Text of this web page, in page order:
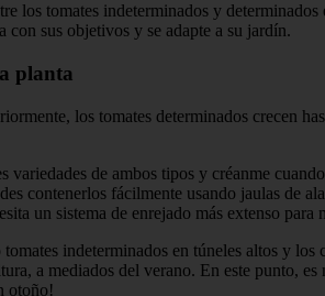
los tomates indeterminados y determinados
con sus objetivos y se adapte a su jardín.
planta
los tomates determinados crecen
variedades de ambos tipos y créanme
contenerlos fácilmente usando jaulas de
un sistema de enrejado más extenso para
indeterminados en túneles altos y
a mediados del verano. En este punto,
otoño!